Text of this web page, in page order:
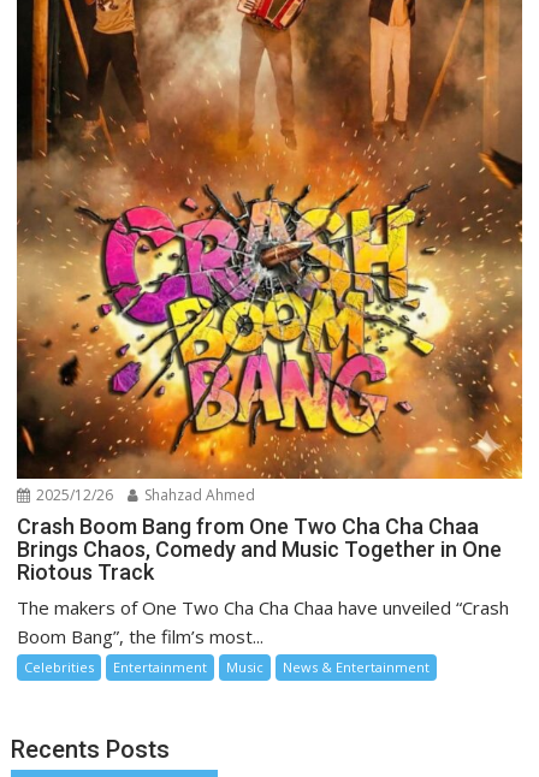
2025/12/26 Shahzad Ahmed
Crash Boom Bang from One Two Cha Cha Chaa
Brings Chaos, Comedy and Music Together in One
Riotous Track
The makers of One Two Cha Cha Chaa have unveiled “Crash
Boom Bang”, the film’s most...
Celebrities Entertainment Music News & Entertainment
Recents Posts